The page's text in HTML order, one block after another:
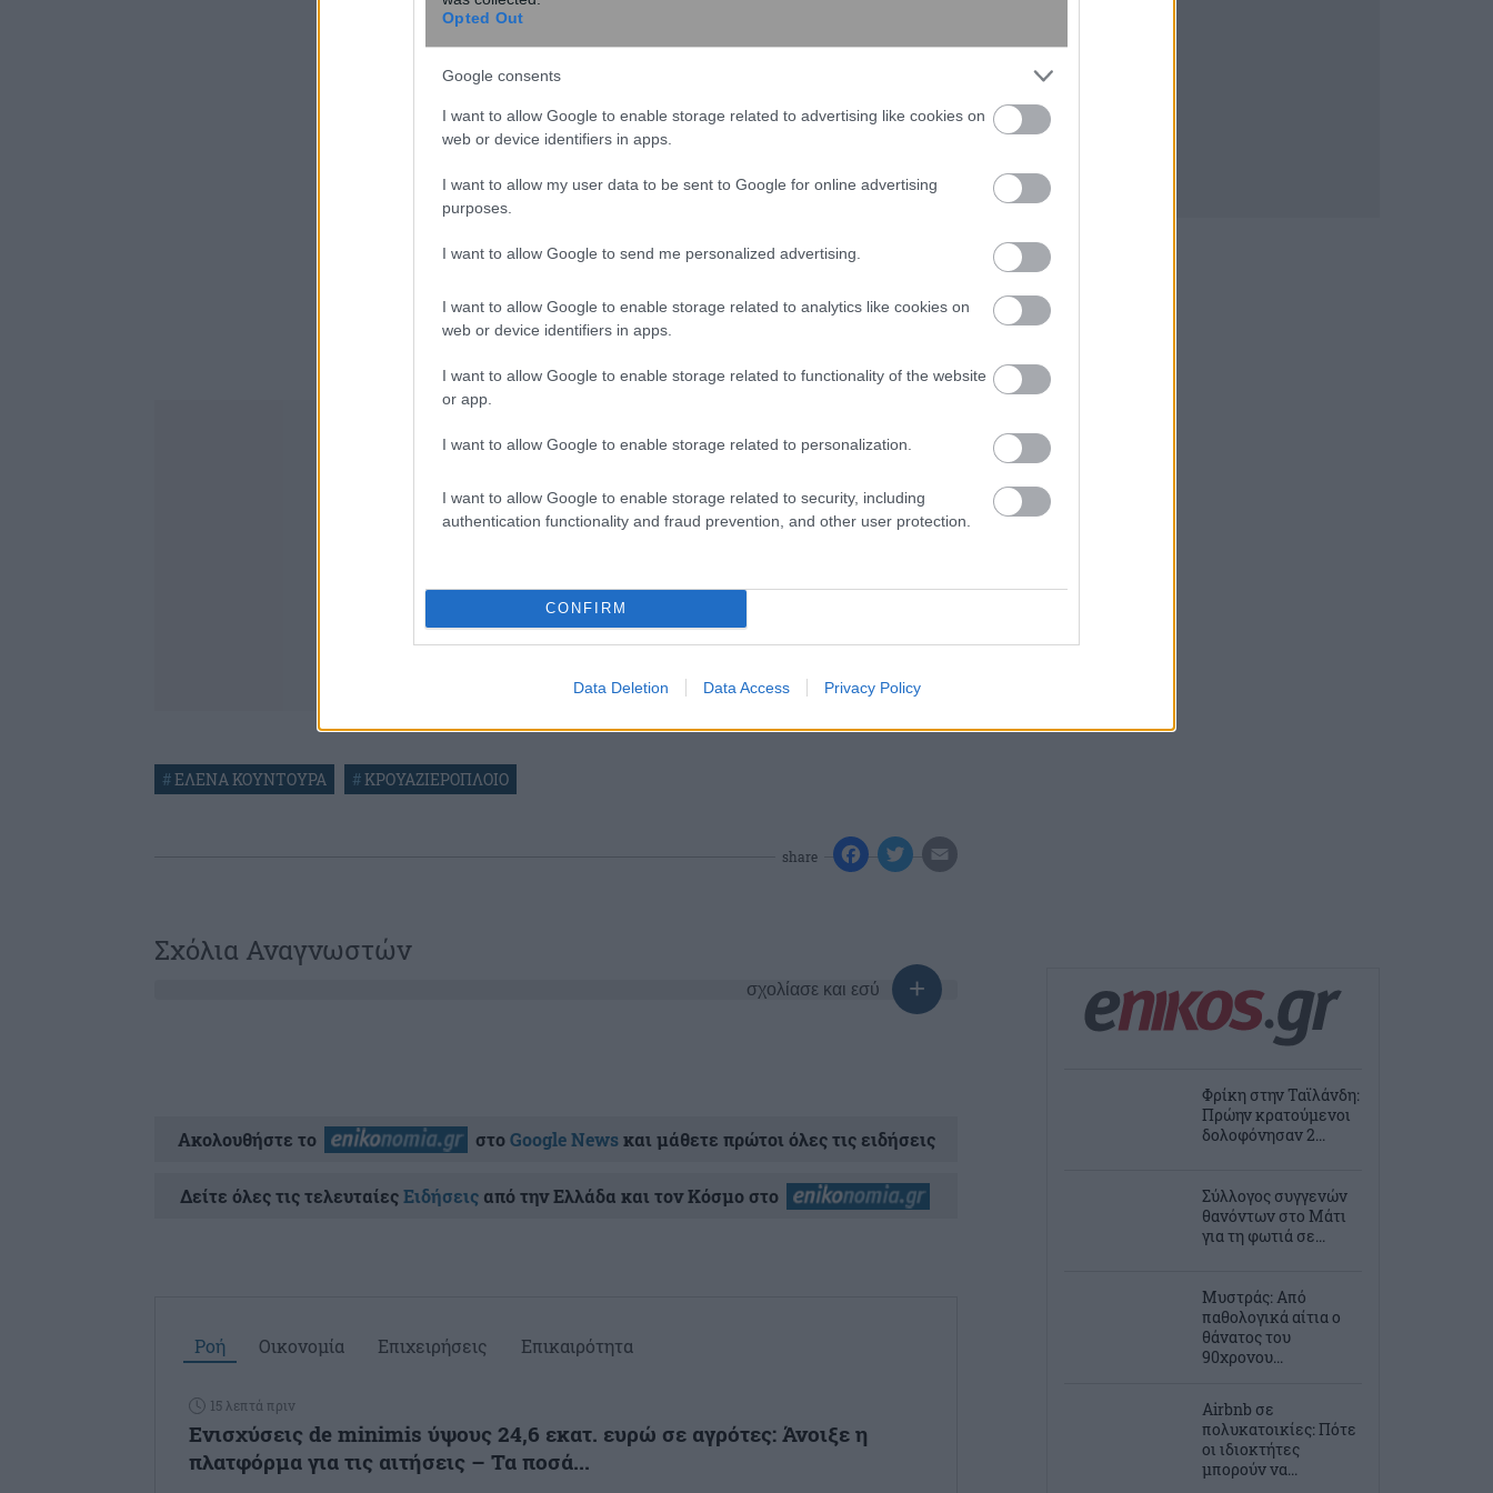
Opted Out
Google consents
I want to allow Google to enable storage related to advertising like cookies on
web or device identifiers in apps.
I want to allow my user data to be sent to Google for online advertising
purposes.
I want to allow Google to send me personalized advertising.
I want to allow Google to enable storage related to analytics like cookies on
web or device identifiers in apps.
I want to allow Google to enable storage related to functionality of the website
or app.
I want to allow Google to enable storage related to personalization.
I want to allow Google to enable storage related to security, including
authentication functionality and fraud prevention, and other user protection.
CONFIRM
Data Deletion Data Access Privacy Policy
#ΕΛΕΝΑ ΚΟΥΝΤΟΥΡΑ #ΚΡΟΥΑΖΙΕΡΟΠΛΟΙΟ
share
Σχόλια Αναγνωστών
σχολίασε και εσύ
Ακολουθήστε το στοGoogle Newsκαι μάθετε πρώτοι όλες τις ειδήσεις
Δείτε όλες τις τελευταίεςΕιδήσειςαπό την Ελλάδα και τον Κόσμο στο
Ροή Οικονομία Επιχειρήσεις Επικαιρότητα
15 λεπτά πριν
Ενισχύσεις de minimis ύψους 24,6 εκατ. ευρώ σε αγρότες: Άνοιξε η
πλατφόρμα για τις αιτήσεις – Τα ποσά...
Φρίκη στην Ταϊλάνδη:
Πρώην κρατούμενοι
δολοφόνησαν 2...
Σύλλογος συγγενών
θανόντων στο Μάτι
για τη φωτιά σε...
Μυστράς: Από
παθολογικά αίτια ο
θάνατος του
90χρονου...
Airbnb σε
πολυκατοικίες: Πότε
οι ιδιοκτήτες
μπορούν να...